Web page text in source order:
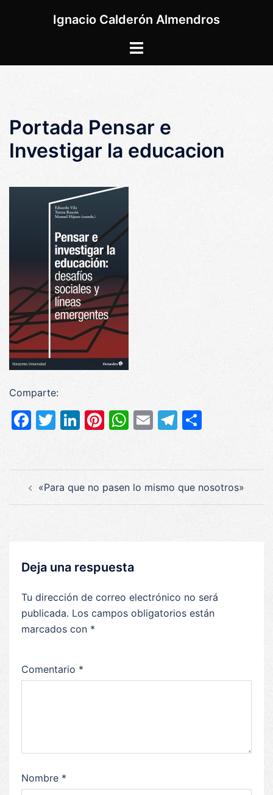
Ignacio Calderón Almendros
Alternar
Portada Pensar e
Investigar la educacion
Comparte:
Facebook
Twitter
LinkedIn
Pinterest
WhatsApp
EmailTelegram
«Para que no pasen lo mismo que nosotros»
Deja una respuesta
Tu dirección de correo electrónico no será
publicada. Los campos obligatorios están
marcados con *
Comentario *
Nombre *